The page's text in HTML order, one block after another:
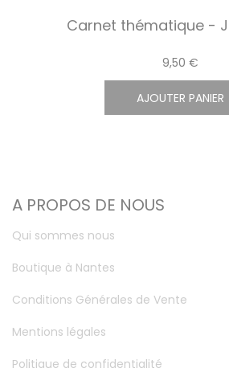
Carnet thématique -
9,50 €
AJOUTER PANIER
A PROPOS DE NOUS
Qui sommes nous
Boutique à Nantes
Conditions Générales de Vente
Mentions légales
Politique de confidentialité